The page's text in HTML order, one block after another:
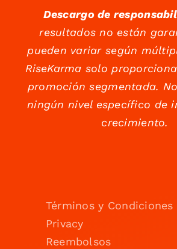
Descargo de
resultados no están
pueden variar según
RiseKarma solo
promoción segmentada.
ningún nivel específico de
crecimiento.
Términos y Condiciones
Privacy
Reembolsos